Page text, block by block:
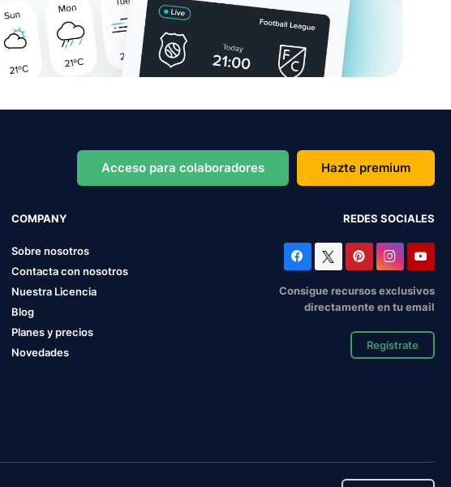
Acceso para colaboradores Hazte premium
COMPANY
Sobre nosotros
Contacta con nosotros
Nuestra Licencia
Blog
Planes y precios
Novedades
REDES SOCIALES
Consigue recursos exclusivos
directamente en tu email
Regístrate